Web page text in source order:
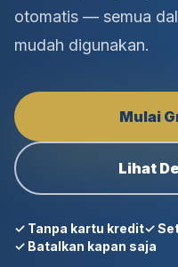
otomatis — semua
mudah digunakan.
Mulai
Lihat
✓ Tanpa kartu kredit✓
✓ Batalkan kapan saja